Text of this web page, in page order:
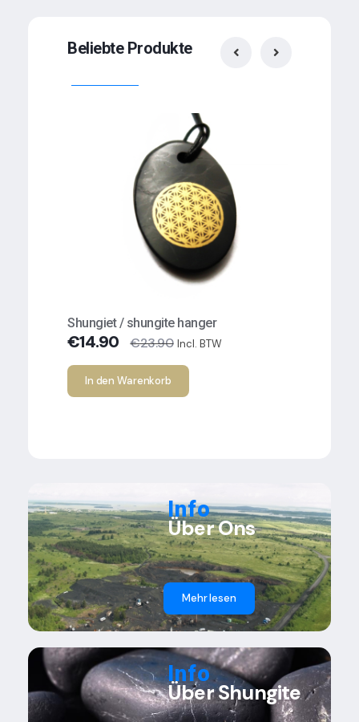
Beliebte Produkte
Shungiet / shungite hanger
€14.90 €23.90 Incl. BTW
In den Warenkorb
Mehr lesen
Info
Über Ons
Info
Über Shungite